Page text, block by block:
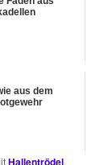
aus dem
Hallentrödel,